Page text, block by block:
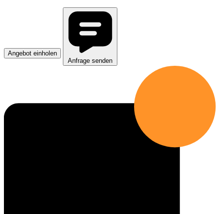
Angebot einholen
Anfrage senden